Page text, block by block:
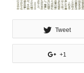
Tweet
+1